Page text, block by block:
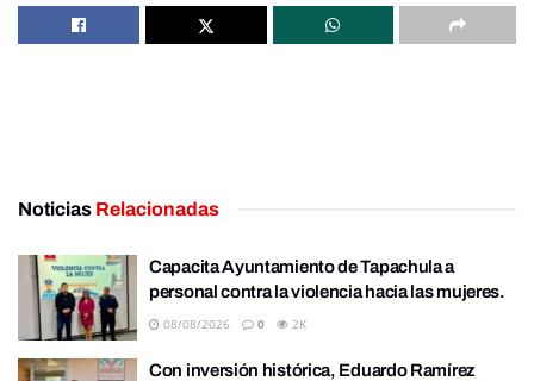
Noticias Relacionadas
Capacita Ayuntamiento de Tapachula a
personal contra la violencia hacia las mujeres.
08/08/2026 0 2K
Con inversión histórica, Eduardo Ramírez